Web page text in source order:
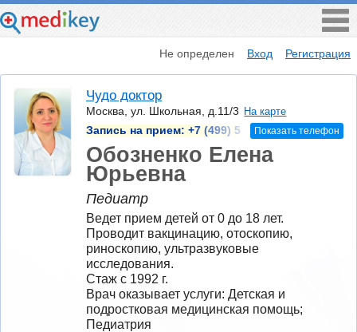
Не определен Вход Регистрация
Чудо доктор
Москва, ул. Школьная, д.11/3 На карте
Запись на прием: +7 (499) 5 Показать телефон
Обозненко Елена
Юрьевна
Педиатр
Ведет прием детей от 0 до 18 лет.
Проводит вакцинацию, отоскопию,
риноскопию, ультразвуковые
исследования.
Стаж с 1992 г.
Врач оказывает услуги: Детская и
подростковая медицинская помощь;
Педиатрия